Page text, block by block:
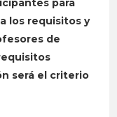
los requisitos y
de
será el criterio